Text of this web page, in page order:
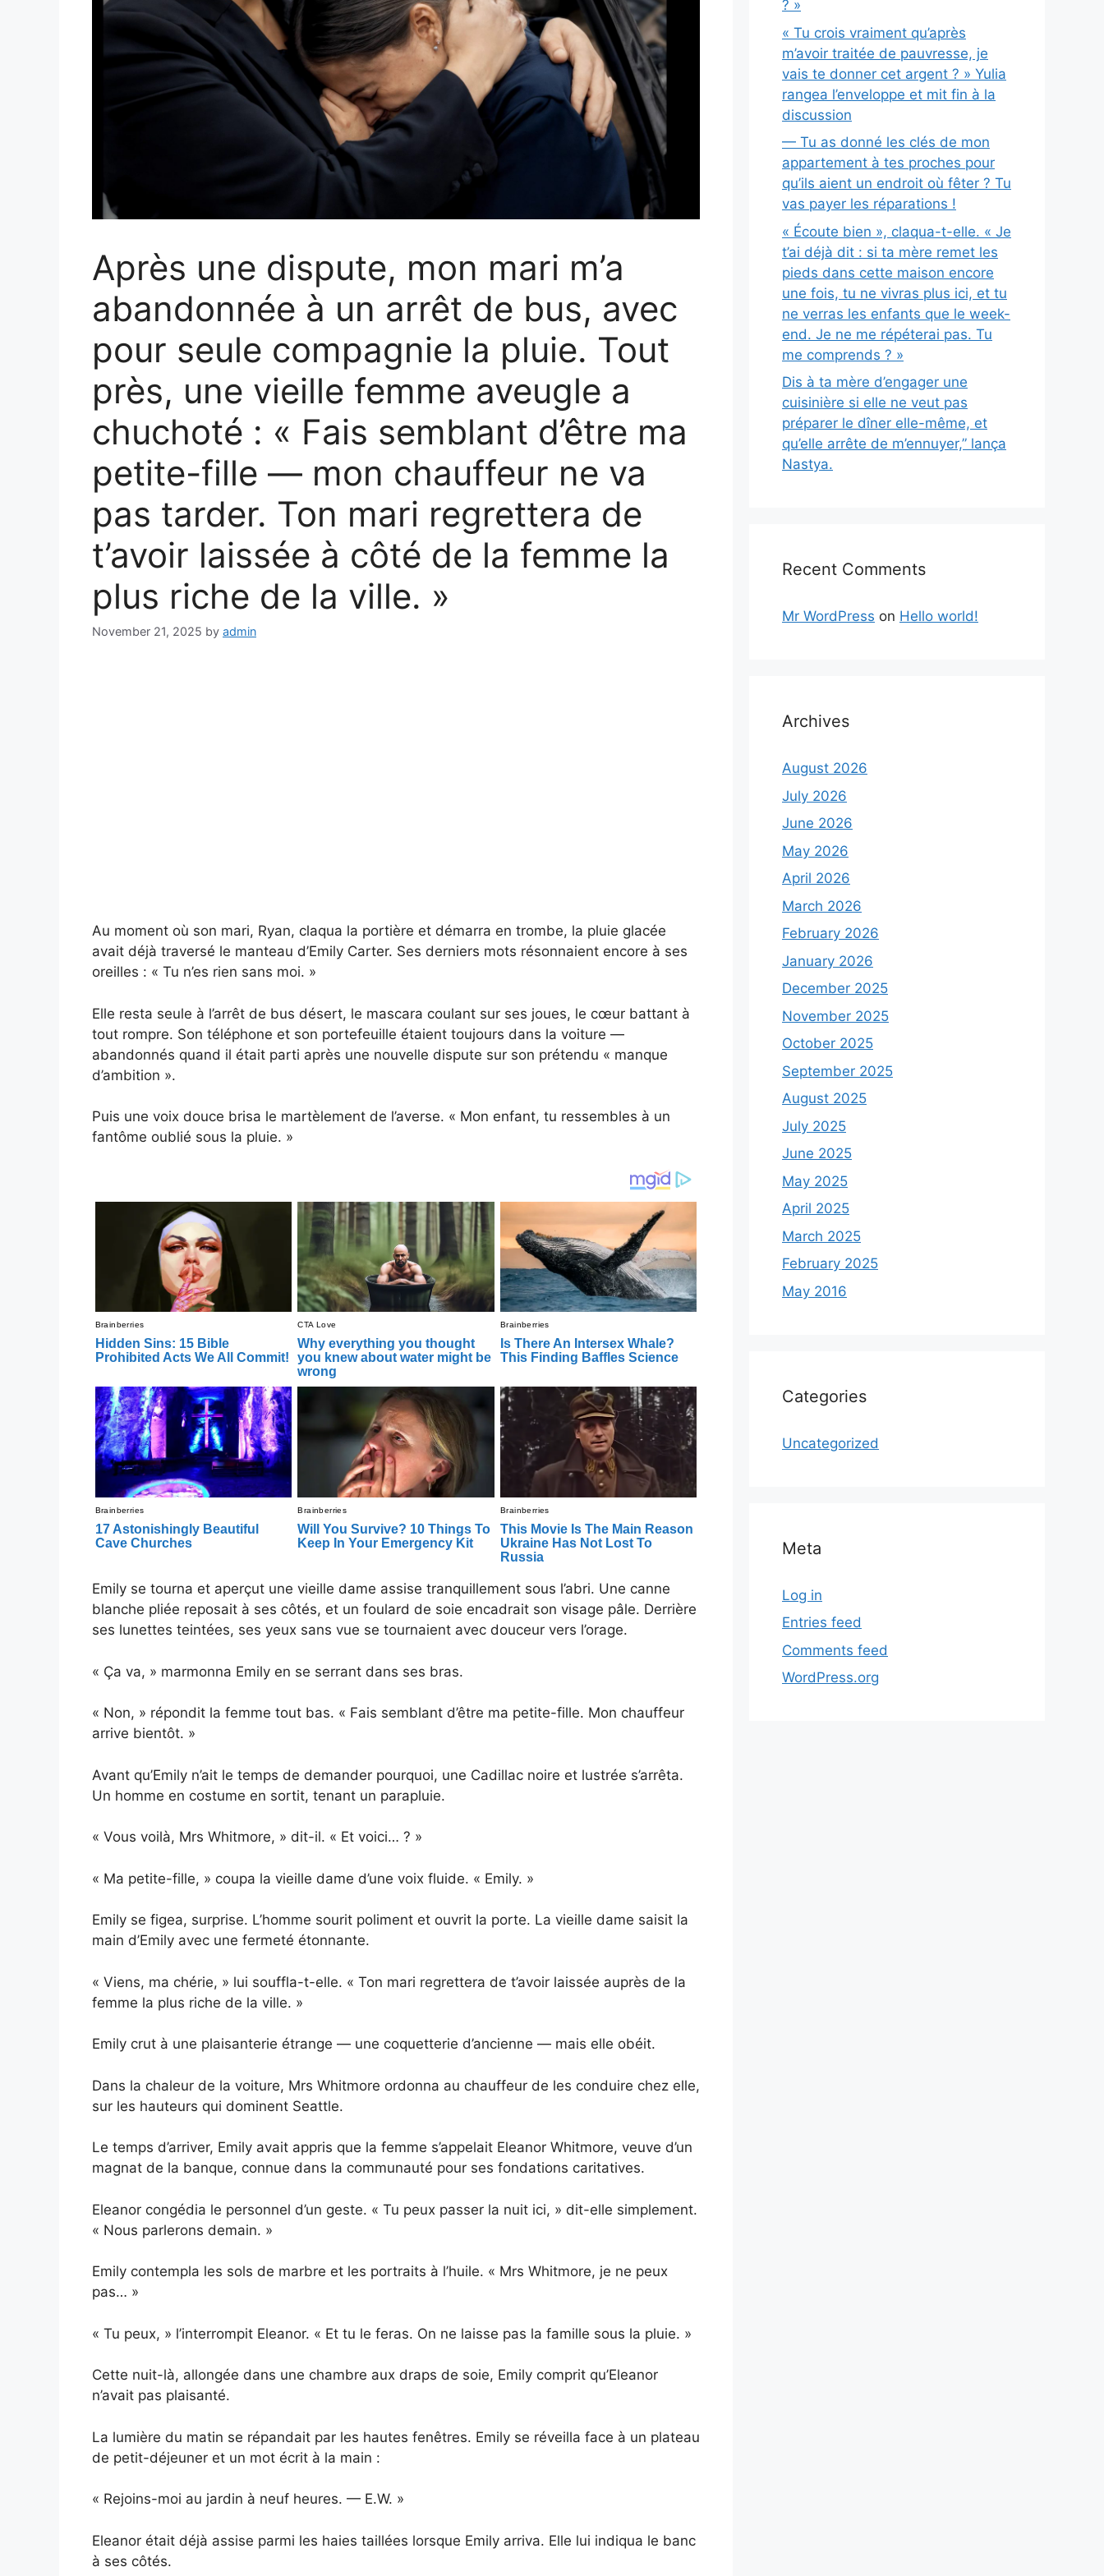
Après une dispute, mon mari m’a
abandonnée à un arrêt de bus, avec
pour seule compagnie la pluie. Tout
près, une vieille femme aveugle a
chuchoté : « Fais semblant d’être ma
petite-fille — mon chauffeur ne va
pas tarder. Ton mari regrettera de
t’avoir laissée à côté de la femme la
plus riche de la ville. »
November 21, 2025 by admin
Au moment où son mari, Ryan, claqua la portière et démarra en trombe, la pluie glacée
avait déjà traversé le manteau d’Emily Carter. Ses derniers mots résonnaient encore à ses
oreilles : « Tu n’es rien sans moi. »
Elle resta seule à l’arrêt de bus désert, le mascara coulant sur ses joues, le cœur battant à
tout rompre. Son téléphone et son portefeuille étaient toujours dans la voiture —
abandonnés quand il était parti après une nouvelle dispute sur son prétendu « manque
d’ambition ».
Puis une voix douce brisa le martèlement de l’averse. « Mon enfant, tu ressembles à un
fantôme oublié sous la pluie. »
Emily se tourna et aperçut une vieille dame assise tranquillement sous l’abri. Une canne
blanche pliée reposait à ses côtés, et un foulard de soie encadrait son visage pâle. Derrière
ses lunettes teintées, ses yeux sans vue se tournaient avec douceur vers l’orage.
« Ça va, » marmonna Emily en se serrant dans ses bras.
« Non, » répondit la femme tout bas. « Fais semblant d’être ma petite-fille. Mon chauffeur
arrive bientôt. »
Avant qu’Emily n’ait le temps de demander pourquoi, une Cadillac noire et lustrée s’arrêta.
Un homme en costume en sortit, tenant un parapluie.
« Vous voilà, Mrs Whitmore, » dit-il. « Et voici… ? »
« Ma petite-fille, » coupa la vieille dame d’une voix fluide. « Emily. »
Emily se figea, surprise. L’homme sourit poliment et ouvrit la porte. La vieille dame saisit la
main d’Emily avec une fermeté étonnante.
« Viens, ma chérie, » lui souffla-t-elle. « Ton mari regrettera de t’avoir laissée auprès de la
femme la plus riche de la ville. »
Emily crut à une plaisanterie étrange — une coquetterie d’ancienne — mais elle obéit.
Dans la chaleur de la voiture, Mrs Whitmore ordonna au chauffeur de les conduire chez elle,
sur les hauteurs qui dominent Seattle.
Le temps d’arriver, Emily avait appris que la femme s’appelait Eleanor Whitmore, veuve d’un
magnat de la banque, connue dans la communauté pour ses fondations caritatives.
Eleanor congédia le personnel d’un geste. « Tu peux passer la nuit ici, » dit-elle simplement.
« Nous parlerons demain. »
Emily contempla les sols de marbre et les portraits à l’huile. « Mrs Whitmore, je ne peux
pas… »
« Tu peux, » l’interrompit Eleanor. « Et tu le feras. On ne laisse pas la famille sous la pluie. »
Cette nuit-là, allongée dans une chambre aux draps de soie, Emily comprit qu’Eleanor
n’avait pas plaisanté.
La lumière du matin se répandait par les hautes fenêtres. Emily se réveilla face à un plateau
de petit-déjeuner et un mot écrit à la main :
« Rejoins-moi au jardin à neuf heures. — E.W. »
Eleanor était déjà assise parmi les haies taillées lorsque Emily arriva. Elle lui indiqua le banc
à ses côtés.
? »
« Tu crois vraiment qu’après
m’avoir traitée de pauvresse, je
vais te donner cet argent ? » Yulia
rangea l’enveloppe et mit fin à la
discussion
— Tu as donné les clés de mon
appartement à tes proches pour
qu’ils aient un endroit où fêter ? Tu
vas payer les réparations !
« Écoute bien », claqua-t-elle. « Je
t’ai déjà dit : si ta mère remet les
pieds dans cette maison encore
une fois, tu ne vivras plus ici, et tu
ne verras les enfants que le week-
end. Je ne me répéterai pas. Tu
me comprends ? »
Dis à ta mère d’engager une
cuisinière si elle ne veut pas
préparer le dîner elle-même, et
qu’elle arrête de m’ennuyer,” lança
Nastya.
Recent Comments
Mr WordPress on Hello world!
Archives
August 2026
July 2026
June 2026
May 2026
April 2026
March 2026
February 2026
January 2026
December 2025
November 2025
October 2025
September 2025
August 2025
July 2025
June 2025
May 2025
April 2025
March 2025
February 2025
May 2016
Categories
Uncategorized
Meta
Log in
Entries feed
Comments feed
WordPress.org